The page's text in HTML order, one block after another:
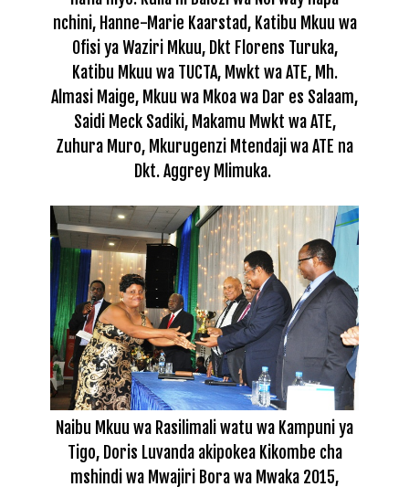
nchini, Hanne-Marie Kaarstad, Katibu Mkuu wa
Ofisi ya Waziri Mkuu, Dkt Florens Turuka,
Katibu Mkuu wa TUCTA, Mwkt wa ATE, Mh.
Almasi Maige, Mkuu wa Mkoa wa Dar es Salaam,
Saidi Meck Sadiki, Makamu Mwkt wa ATE,
Zuhura Muro, Mkurugenzi Mtendaji wa ATE na
Dkt. Aggrey Mlimuka.
Naibu Mkuu wa Rasilimali watu wa Kampuni ya
Tigo, Doris Luvanda akipokea Kikombe cha
mshindi wa Mwajiri Bora wa Mwaka 2015,